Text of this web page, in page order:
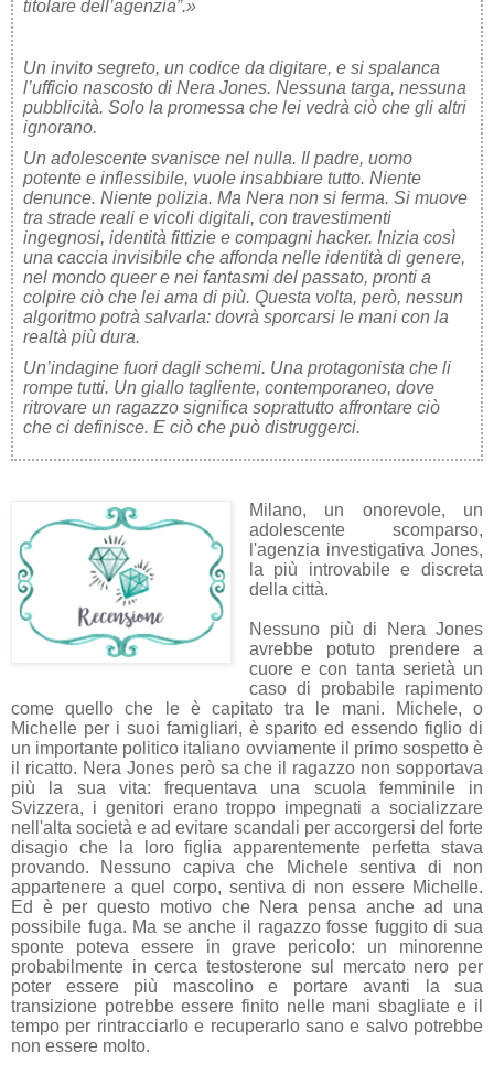
titolare dell’agenzia”.»
Un invito segreto, un codice da digitare, e si spalanca
l’ufficio nascosto di Nera Jones. Nessuna targa, nessuna
pubblicità. Solo la promessa che lei vedrà ciò che gli altri
ignorano.
Un adolescente svanisce nel nulla. Il padre, uomo
potente e inflessibile, vuole insabbiare tutto. Niente
denunce. Niente polizia. Ma Nera non si ferma. Si muove
tra strade reali e vicoli digitali, con travestimenti
ingegnosi, identità fittizie e compagni hacker. Inizia così
una caccia invisibile che affonda nelle identità di genere,
nel mondo queer e nei fantasmi del passato, pronti a
colpire ciò che lei ama di più. Questa volta, però, nessun
algoritmo potrà salvarla: dovrà sporcarsi le mani con la
realtà più dura.
Un’indagine fuori dagli schemi. Una protagonista che li
rompe tutti. Un giallo tagliente, contemporaneo, dove
ritrovare un ragazzo significa soprattutto affrontare ciò
che ci definisce. E ciò che può distruggerci.
Milano, un onorevole, un
adolescente scomparso,
l'agenzia investigativa Jones,
la più introvabile e discreta
della città.
Nessuno più di Nera Jones
avrebbe potuto prendere a
cuore e con tanta serietà un
caso di probabile rapimento
come quello che le è capitato tra le mani. Michele, o
Michelle per i suoi famigliari, è sparito ed essendo figlio di
un importante politico italiano ovviamente il primo sospetto è
il ricatto. Nera Jones però sa che il ragazzo non sopportava
più la sua vita: frequentava una scuola femminile in
Svizzera, i genitori erano troppo impegnati a socializzare
nell'alta società e ad evitare scandali per accorgersi del forte
disagio che la loro figlia apparentemente perfetta stava
provando. Nessuno capiva che Michele sentiva di non
appartenere a quel corpo, sentiva di non essere Michelle.
Ed è per questo motivo che Nera pensa anche ad una
possibile fuga. Ma se anche il ragazzo fosse fuggito di sua
sponte poteva essere in grave pericolo: un minorenne
probabilmente in cerca testosterone sul mercato nero per
poter essere più mascolino e portare avanti la sua
transizione potrebbe essere finito nelle mani sbagliate e il
tempo per rintracciarlo e recuperarlo sano e salvo potrebbe
non essere molto.